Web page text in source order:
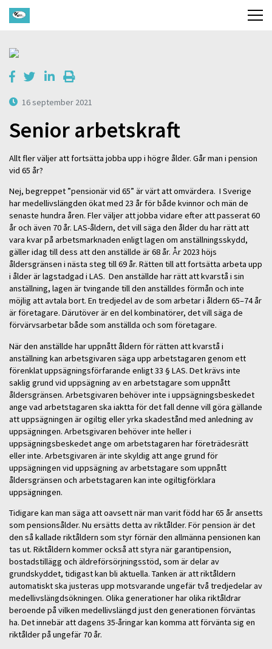
16 september 2021
Senior arbetskraft
Allt fler väljer att fortsätta jobba upp i högre ålder. Går man i pension
vid 65 år?
Nej, begreppet ”pensionär vid 65” är värt att omvärdera. I Sverige
har medellivslängden ökat med 23 år för både kvinnor och män de
senaste hundra åren. Fler väljer att jobba vidare efter att passerat 60
år och även 70 år. LAS-åldern, det vill säga den ålder du har rätt att
vara kvar på arbetsmarknaden enligt lagen om anställningsskydd,
gäller idag till dess att den anställde är 68 år. År 2023 höjs
åldersgränsen i nästa steg till 69 år. Rätten till att fortsätta arbeta upp
i ålder är lagstadgad i LAS. Den anställde har rätt att kvarstå i sin
anställning, lagen är tvingande till den anställdes förmån och inte
möjlig att avtala bort. En tredjedel av de som arbetar i åldern 65–74 år
är företagare. Därutöver är en del kombinatörer, det vill säga de
förvärvsarbetar både som anställda och som företagare.
När den anställde har uppnått åldern för rätten att kvarstå i
anställning kan arbetsgivaren säga upp arbetstagaren genom ett
förenklat uppsägningsförfarande enligt 33 § LAS. Det krävs inte
saklig grund vid uppsägning av en arbetstagare som uppnått
åldersgränsen. Arbetsgivaren behöver inte i uppsägningsbeskedet
ange vad arbetstagaren ska iaktta för det fall denne vill göra gällande
att uppsägningen är ogiltig eller yrka skadestånd med anledning av
uppsägningen. Arbetsgivaren behöver inte heller i
uppsägningsbeskedet ange om arbetstagaren har företrädesrätt
eller inte. Arbetsgivaren är inte skyldig att ange grund för
uppsägningen vid uppsägning av arbetstagare som uppnått
åldersgränsen och arbetstagaren kan inte ogiltigförklara
uppsägningen.
Tidigare kan man säga att oavsett när man varit född har 65 år ansetts
som pensionsålder. Nu ersätts detta av riktålder. För pension är det
den så kallade riktåldern som styr förnär den allmänna pensionen kan
tas ut. Riktåldern kommer också att styra när garantipension,
bostadstillägg och äldreförsörjningsstöd, som är delar av
grundskyddet, tidigast kan bli aktuella. Tanken är att riktåldern
automatiskt ska justeras upp motsvarande ungefär två tredjedelar av
medellivslängdsökningen. Olika generationer har olika riktåldrar
beroende på vilken medellivslängd just den generationen förväntas
ha. Det innebär att dagens 35-åringar kan komma att förvänta sig en
riktålder på ungefär 70 år.